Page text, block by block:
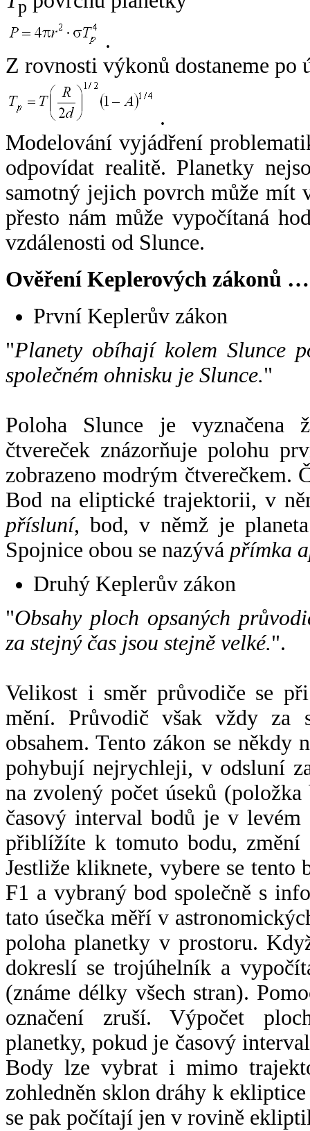
p
.
Z rovnosti výkonů dostaneme po
.
Modelování vyjádření
odpovídat realitě. Planetky
samotný jejich povrch může mít
přesto nám může vypočítaná
vzdálenosti od Slunce.
Ověření Keplerových zákonů …
První Keplerův zákon
"Planety obíhají kolem Slunce
společném ohnisku je Slunce."
Poloha Slunce je vyznačena
čtvereček znázorňuje polohu
zobrazeno modrým čtverečkem.
Bod na eliptické trajektorii, v
přísluní, bod, v němž je
Spojnice obou se nazývá přímka
Druhý Keplerův zákon
"Obsahy ploch opsaných
za stejný čas jsou stejně velké.".
Velikost i směr průvodiče se
mění. Průvodič však vždy za
obsahem. Tento zákon se někdy
pohybují nejrychleji, v odsluní
na zvolený počet úseků
časový interval bodů je v
přiblížíte k tomuto bodu,
Jestliže kliknete, vybere se tento
F1 a vybraný bod společně s
tato úsečka měří v
poloha planetky v prostoru.
dokreslí se trojúhelník a
(známe délky všech stran).
označení zruší. Výpočet
planetky, pokud je časový
Body lze vybrat i mimo
zohledněn sklon dráhy k
se pak počítají jen v rovině